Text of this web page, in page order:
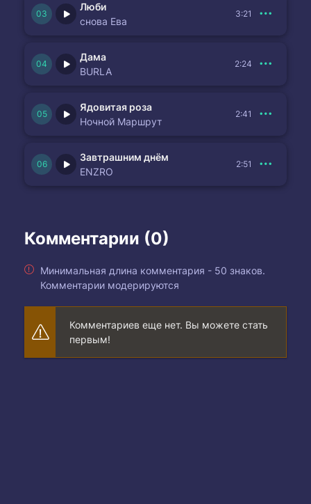
Люби
снова Ева
3:21
Дама
BURLA
2:24
Ядовитая роза
Ночной Маршрут
2:41
Завтрашним днём
ENZRO
2:51
Комментарии (0)
Минимальная длина комментария - 50 знаков.
Комментарии модерируются
Комментариев еще нет. Вы можете стать
первым!